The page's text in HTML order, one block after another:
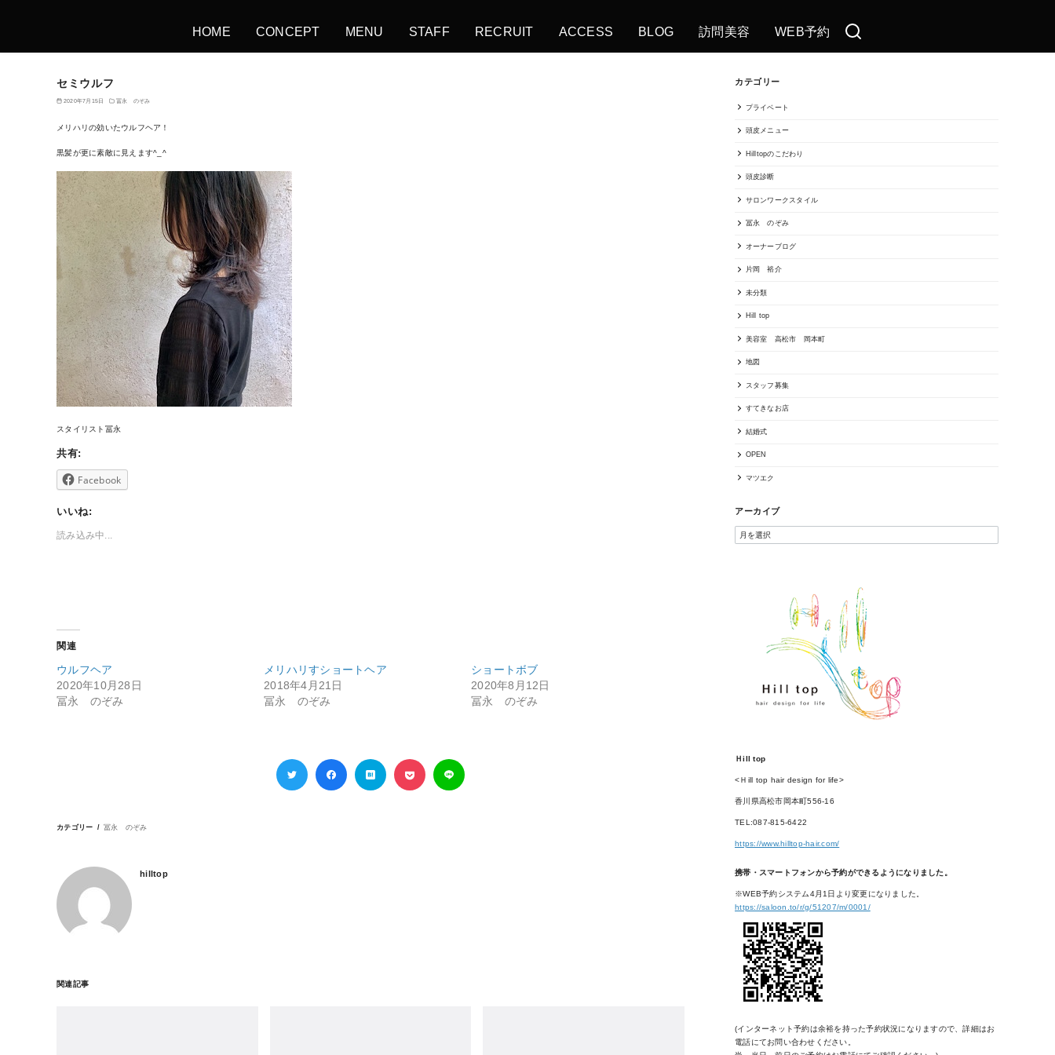
HOME CONCEPT MENU STAFF RECRUIT ACCESS BLOG 訪問美容 WEB予約
セミウルフ
2020年7月15日 冨永 のぞみ
メリハリの効いたウルフヘア！
黒髪が更に素敵に見えます^_^
スタイリスト冨永
共有:
Facebook
いいね:
読み込み中...
関連
ウルフヘア
2020年10月28日
冨永 のぞみ
メリハリすショートヘア
2018年4月21日
冨永 のぞみ
ショートボブ
2020年8月12日
冨永 のぞみ
カテゴリー 冨永 のぞみ
hilltop
関連記事
カテゴリー
プライベート
頭皮メニュー
Hilltopのこだわり
頭皮診断
サロンワークスタイル
冨永 のぞみ
オーナーブログ
片岡 裕介
未分類
Hill top
美容室 高松市 岡本町
地図
スタッフ募集
すてきなお店
結婚式
OPEN
マツエク
アーカイブ
Ｈill top
<Ｈill top hair design for life>
香川県高松市岡本町556-16
TEL:087-815-6422
https://www.hilltop-hair.com/
携帯・スマートフォンから予約ができるようになりました。
※WEB予約システム4月1日より変更になりました。
https://saloon.to/r/g/51207/m/0001/
(インターネット予約は余裕を持った予約状況になりますので、詳細はお
電話にてお問い合わせください。